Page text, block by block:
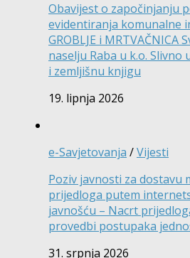
Obavijest o započinjanju
evidentiranja komunalne
GROBLJE i MRTVAČNICA
naselju Raba u k.o.
i zemljišnu knjigu
19. lipnja 2026
e-Savjetovanja /Vijesti
Poziv javnosti za dostavu
prijedloga putem
javnošću – Nacrt
provedbi postupaka
31. srpnja 2026